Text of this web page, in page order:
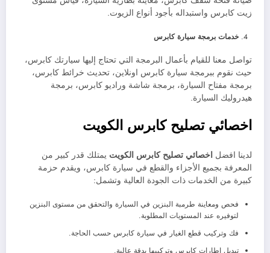
زيت كابرس واستبداله بأجود أنواع الزيوت.
خدمات برمجة سيارة كابرس
تواصل معنا للقيام بأعمال البرمجة التي تحتاج إليها سيارتك كابرس،
حيث نقوم ببرمجة سيارة كابرس اونلاين، تحديث خرائط كابرس،
برمجة مفتاح السيارة، برمجة شاشة وراديو كابرس، برمجة
هيدروليك السيارة.
اخصائي تصليح كابرس الكويت
لدينا افضل اخصائي تصليح كابرس الكويت يمتلك قدر كبير من
المعرفة بجميع الأجزاء والقطع في سيارة كابرس، ويقدم حزمة
كبيرة من الخدمات ذات الجودة العالية وتشمل:
فحص ومعاينة طرمبة البنزين في السيارة والتحقق من مستوى البنزين
لتوفيره عند المستويات المطلوبة.
فك وتركيب قطع الغيار في سيارة كابرس حسب الحاجة.
تبديل إطارات كابرس وتركيبها بدقة عالية.